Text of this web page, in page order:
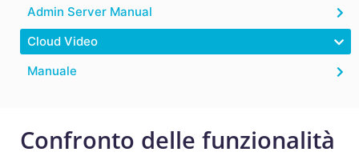
Admin Server Manual
Cloud Video
Manuale
Confronto delle funzionalità